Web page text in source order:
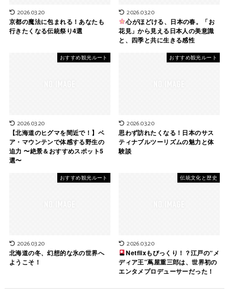
2026.03.20
京都の魔法に包まれる！あなたも
行きたくなる伝統祭り4選
2026.03.20
心がほどける、日本の春。「お
花見」から見える日本人の美意識
と、四季と共に生きる感性
おすすめ観光ルート
2026.03.20
【北海道のヒグマを間近で！】ベ
ア・マウンテンで体感する野生の
迫力 〜絶景＆おすすめスポット5
選〜
おすすめ観光ルート
2026.03.20
思わず訪れたくなる！日本のサス
ティナブルツーリズムの魅力と体
験談
おすすめ観光ルート
2026.03.20
北海道の冬、幻想的な氷の世界へ
ようこそ！
伝統文化と歴史
2026.03.20
Netflixもびっくり！？江戸の“メ
ディア王”蔦屋重三郎は、世界初の
エンタメプロデューサーだった！